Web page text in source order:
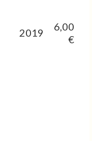
2019
6,00
€